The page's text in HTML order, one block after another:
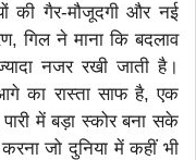
की गैर-मौजूदगी और नई
गिल ने माना कि बदलाव
नजर रखी जाती है।
का रास्ता साफ है, एक
में बड़ा स्कोर बना सके
जो दुनिया में कहीं भी